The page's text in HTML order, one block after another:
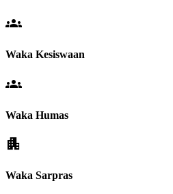
groups
Waka Kesiswaan
groups
Waka Humas
apartment
Waka Sarpras